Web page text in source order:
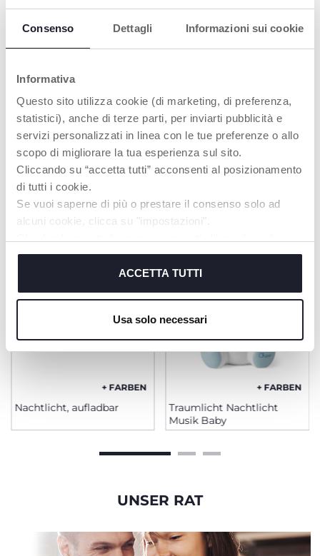
Consenso Dettagli Informazioni sui cookie
Informativa
Questo sito utilizza cookie (di marketing, di preferenza,
statistici), anche di terze parti, per inviarti pubblicità e
servizi personalizzati in linea con le tue preferenze o allo
scopo di migliorare la tua esperienza sul sito.
Cliccando su “accetta tutti” acconsenti al posizionamento
di tutti i cookie.
Se vuoi saperne di più o prestare il consenso solo ad
alcuni cookie, clicca su "impostazioni".
cookie tecnici, indispensabili per fruire del servizio
ACCETTA TUTTI
Usa solo necessari
blinkenden Lichtern.
Bands an Holzbetten
Licht auszustrahlen.
PRODUKTE, DIE SIE INTERESSIEREN
KÖNNTEN
+ FARBEN
Nachtlicht, aufladbar
+ FARBEN
Traumlicht Nachtlicht
Musik Baby
UNSER RAT